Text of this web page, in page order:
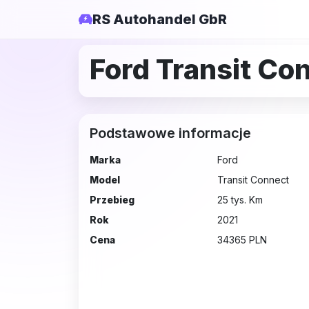
RS Autohandel GbR
Ford Transit
Podstawowe informacje
Marka
Ford
Model
Transit Connect
Przebieg
25 tys. Km
Rok
2021
Cena
34365 PLN